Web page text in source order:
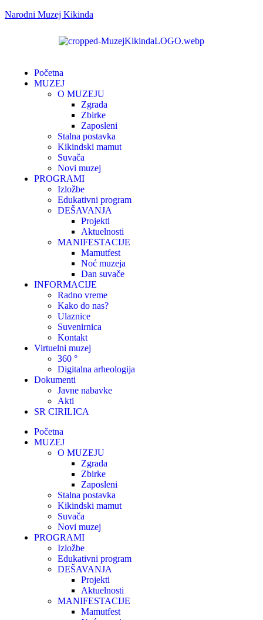
Narodni Muzej Kikinda
Početna
MUZEJ
O MUZEJU
Zgrada
Zbirke
Zaposleni
Stalna postavka
Kikindski mamut
Suvača
Novi muzej
PROGRAMI
Izložbe
Edukativni program
DEŠAVANJA
Projekti
Aktuelnosti
MANIFESTACIJE
Mamutfest
Noć muzeja
Dan suvače
INFORMACIJE
Radno vreme
Kako do nas?
Ulaznice
Suvenirnica
Kontakt
Virtuelni muzej
360 °
Digitalna arheologija
Dokumenti
Javne nabavke
Akti
SR CIRILICA
Početna
MUZEJ
O MUZEJU
Zgrada
Zbirke
Zaposleni
Stalna postavka
Kikindski mamut
Suvača
Novi muzej
PROGRAMI
Izložbe
Edukativni program
DEŠAVANJA
Projekti
Aktuelnosti
MANIFESTACIJE
Mamutfest